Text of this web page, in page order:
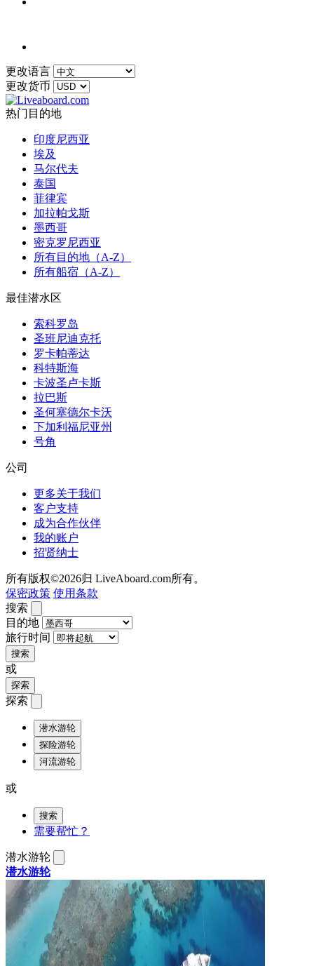
更改语言
更改货币
热门目的地
印度尼西亚
埃及
马尔代夫
泰国
菲律宾
加拉帕戈斯
墨西哥
密克罗尼西亚
所有目的地（A-Z）
所有船宿（A-Z）
最佳潜水区
索科罗岛
圣班尼迪克托
罗卡帕蒂达
科特斯海
卡波圣卢卡斯
拉巴斯
圣何塞德尔卡沃
下加利福尼亚州
号角
公司
更多关于我们
客户支持
成为合作伙伴
我的账户
招贤纳士
所有版权©2026归 LiveAboard.com所有。
保密政策 使用条款
搜索
目的地
旅行时间
搜索
或
探索
探索
潜水游轮
探险游轮
河流游轮
或
搜索
需要帮忙？
潜水游轮
潜水游轮